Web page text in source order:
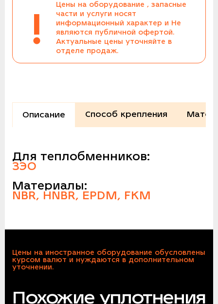
!
Цены на оборудование , запасные
части и услуги носят
информационный характер и Не
являются публичной офертой.
Актуальные цены уточняйте в
отделе продаж.
Описание Способ крепления
Для теплобменников:
ЗЭО
Материалы:
NBR, HNBR, EPDM, FKM
Цены на иностранное оборудование обусловлены
курсом валют и нуждаются в дополнительном
уточнении.
Похожие уплотнения